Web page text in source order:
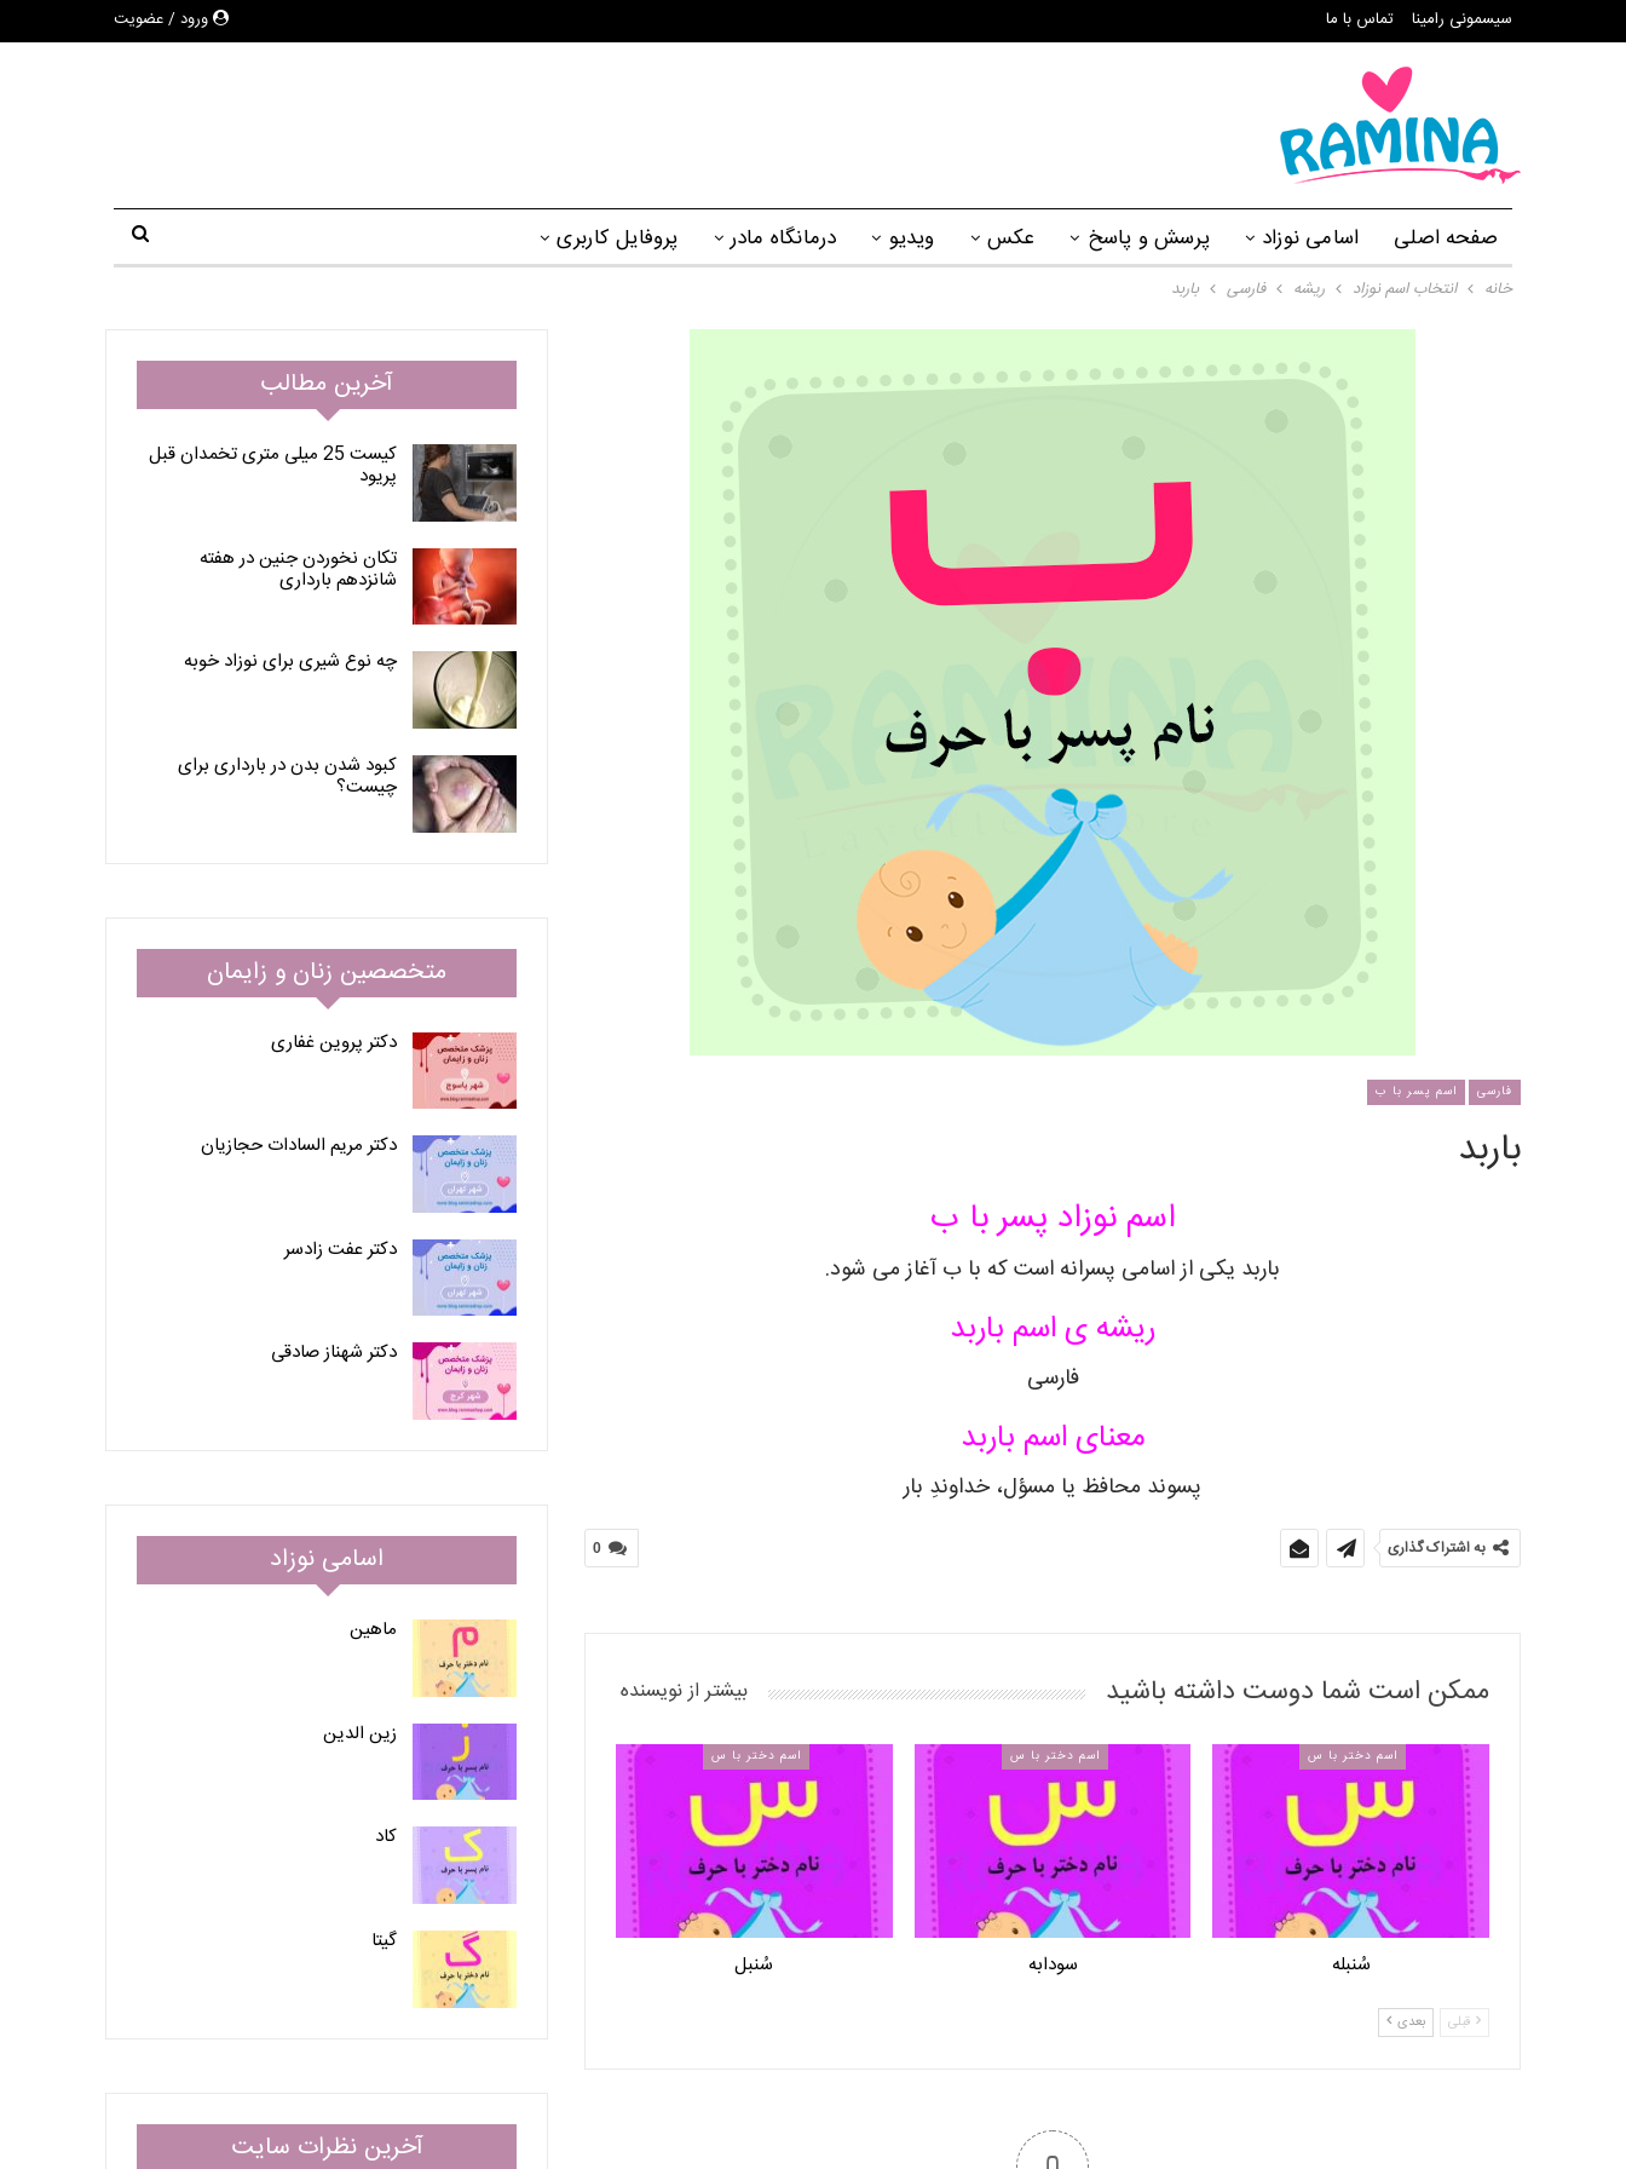
ورود / عضویت سیسمونی رامینا تماس با ما
صفحه اصلی اسامی نوزاد پرسش و پاسخ عکس ویدیو درمانگاه مادر پروفایل کاربری
خانه انتخاب اسم نوزاد ریشه فارسی باربد
فارسی اسم پسر با ب
باربد
اسم نوزاد پسر با ب
باربد یکی از اسامی پسرانه است که با ب آغاز می شود.
ریشه ی اسم باربد
فارسی
معنای اسم باربد
پسوند محافظ یا مسؤل، خداوندِ بار
0 به اشتراک گذاری
ممکن است شما دوست داشته باشید بیشتر از نویسنده
اسم دختر با س
سُنبله
اسم دختر با س
سودابه
اسم دختر با س
سُنبل
قبلی بعدی
آخرین مطالب
کیست 25 میلی متری تخمدان قبل
پریود
تکان نخوردن جنین در هفته
شانزدهم بارداری
چه نوع شیری برای نوزاد خوبه
کبود شدن بدن در بارداری برای
چیست؟
متخصصین زنان و زایمان
دکتر پروین غفاری
دکتر مریم السادات حجازیان
دکتر عفت زادسر
دکتر شهناز صادقی
اسامی نوزاد
ماهین
زین الدین
کاد
گیتا
آخرین نظرات سایت